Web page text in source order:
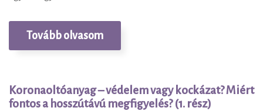
Tovább olvasom
Koronaoltóanyag – védelem vagy kockázat? Miért
fontos a hosszútávú megfigyelés? (1. rész)